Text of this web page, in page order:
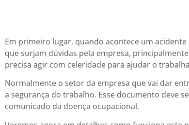
Em primeiro lugar, quando acontece um
que surjam dúvidas pela empresa,
precisa agir com celeridade para ajudar o
Normalmente o setor da empresa que vai dar
a segurança do trabalho. Esse documento deve
comunicado da doença ocupacional.